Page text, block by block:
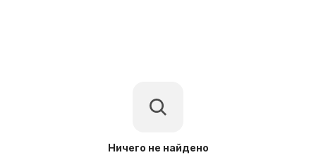
Ничего не найдено